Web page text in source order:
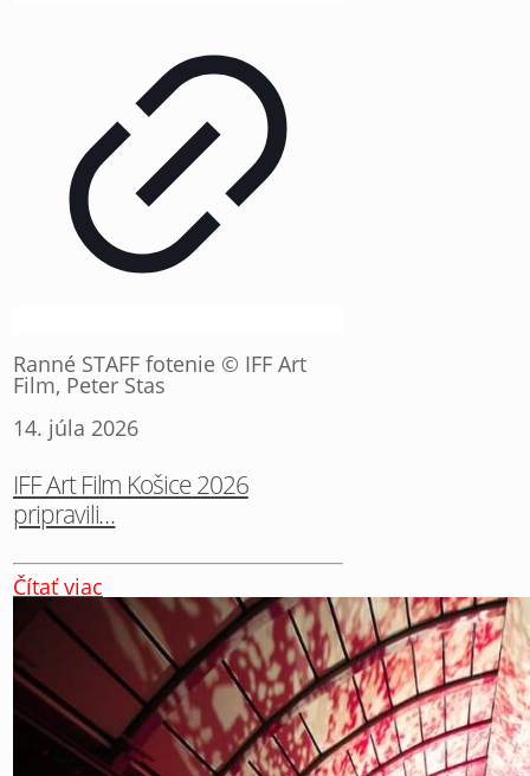
Ranné STAFF fotenie © IFF Art
Film, Peter Stas
14. júla 2026
IFF Art Film Košice 2026
pripravili…
Čítať viac